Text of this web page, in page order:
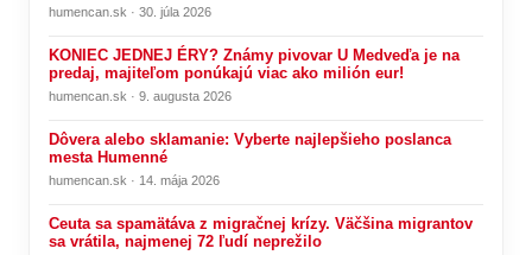
humencan.sk · 30. júla 2026
KONIEC JEDNEJ ÉRY? Známy pivovar U Medveďa je na
predaj, majiteľom ponúkajú viac ako milión eur!
humencan.sk · 9. augusta 2026
Dôvera alebo sklamanie: Vyberte najlepšieho poslanca
mesta Humenné
humencan.sk · 14. mája 2026
Ceuta sa spamätáva z migračnej krízy. Väčšina migrantov
sa vrátila, najmenej 72 ľudí neprežilo